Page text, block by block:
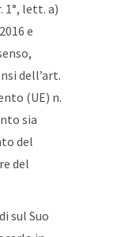
1°, lett. a)
e
dell’art.
(UE) n.
sia
del
del
sul Suo